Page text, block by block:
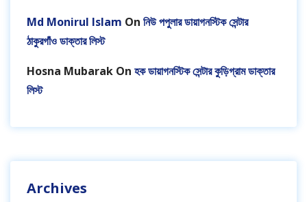
Md Monirul Islam On নিউ পপুলার ডায়াগনস্টিক সেন্টার
ঠাকুরগাঁও ডাক্তার লিস্ট
Hosna Mubarak On হক ডায়াগনস্টিক সেন্টার কুড়িগ্রাম ডাক্তার
লিস্ট
Archives